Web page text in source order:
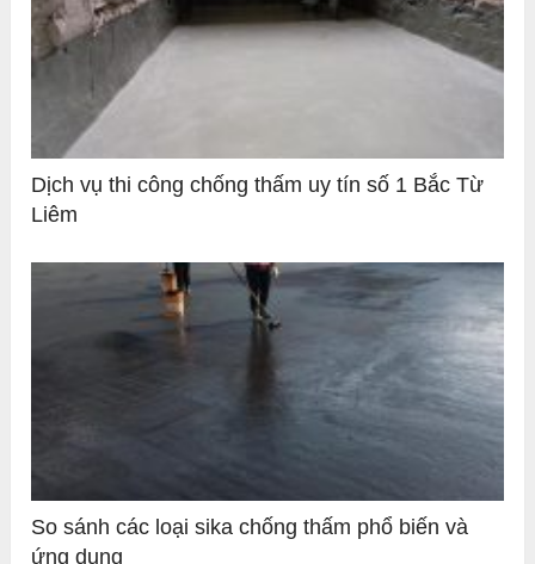
Dịch vụ thi công chống thấm uy tín số 1 Bắc Từ
Liêm
So sánh các loại sika chống thấm phổ biến và
ứng dụng